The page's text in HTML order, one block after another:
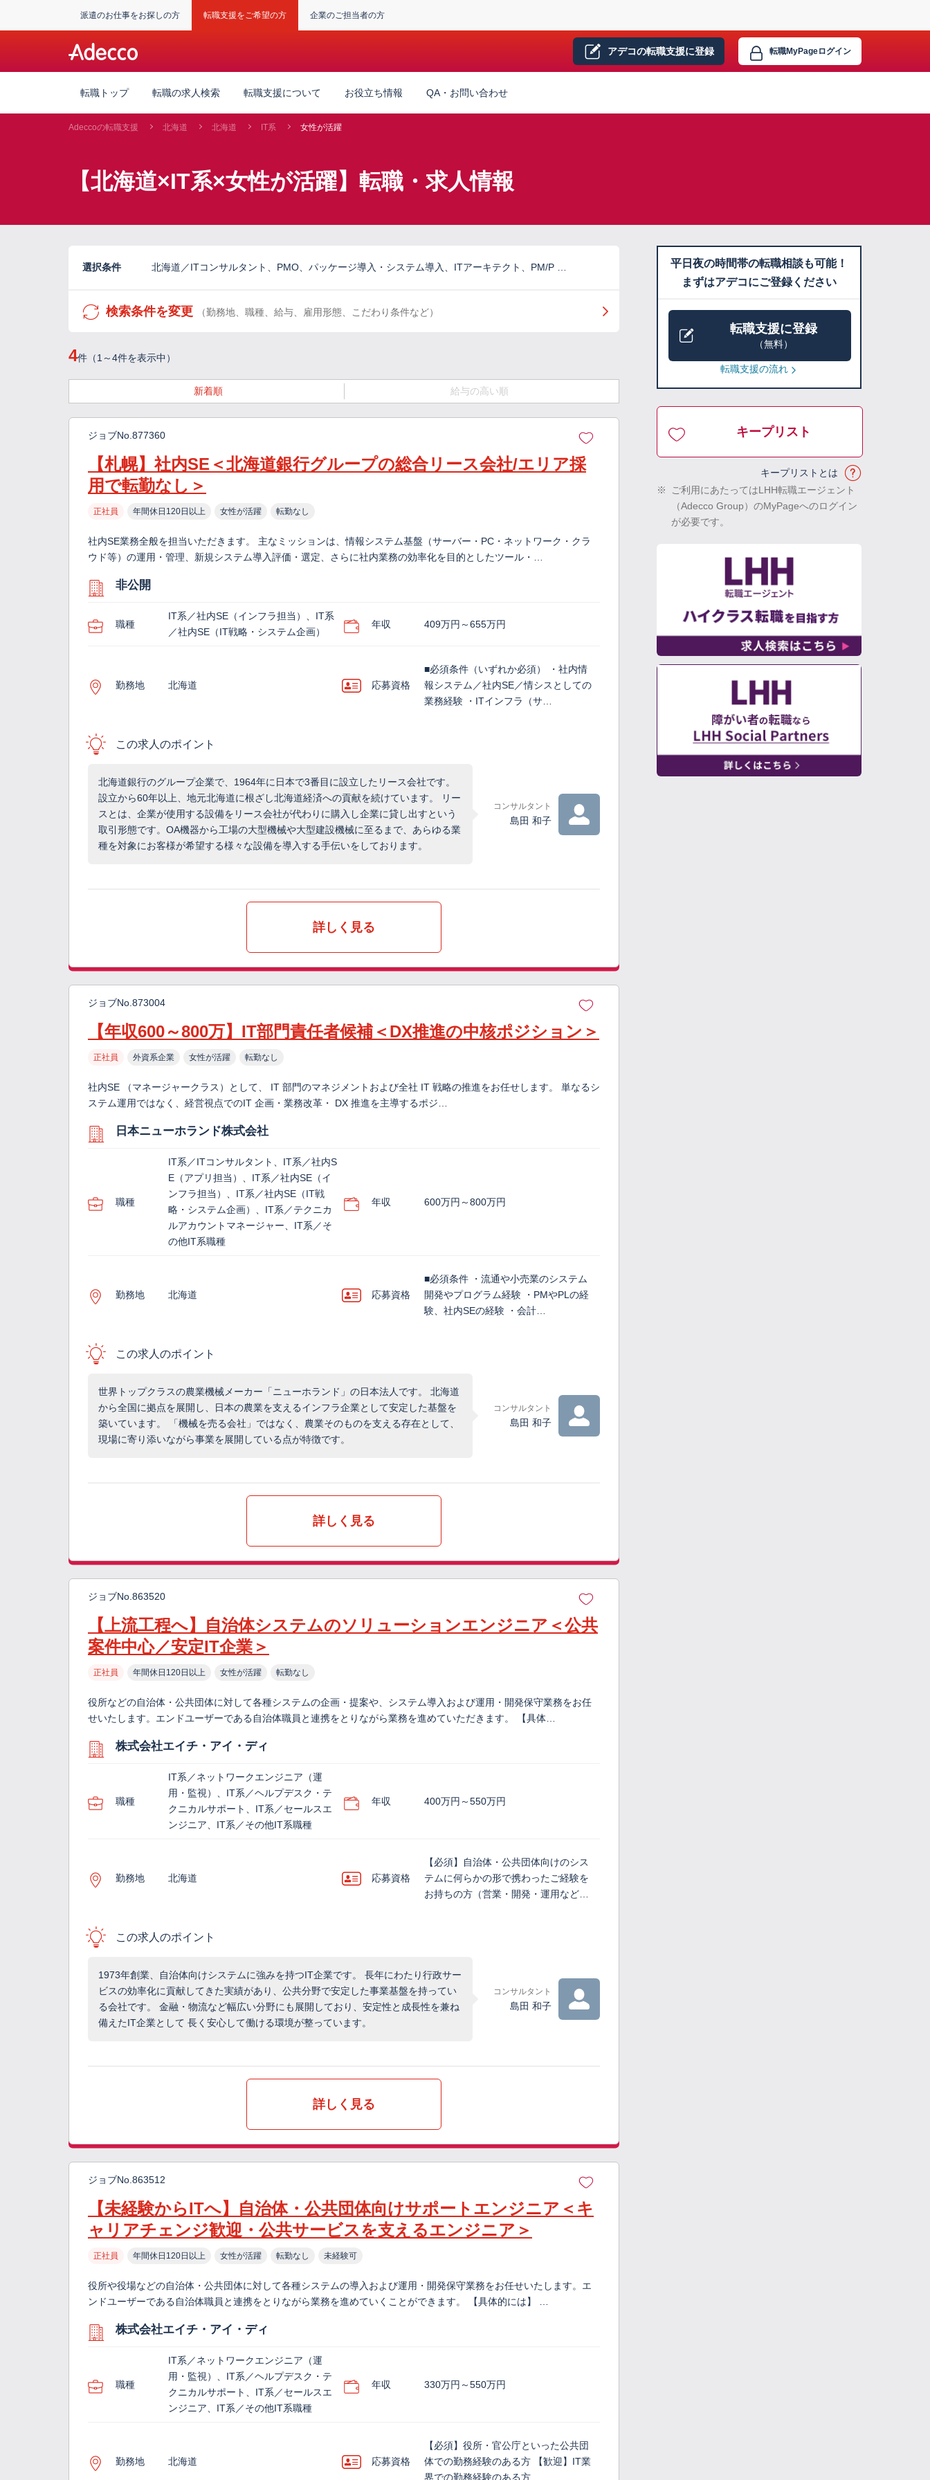
派遣のお仕事をお探しの方 転職支援をご希望の方 企業のご担当者の方
アデコの転職支援に登録 転職MyPageログイン
転職トップ 転職の求人検索 転職支援について お役立ち情報 QA・お問い合わせ
Adeccoの転職支援 北海道 北海道 IT系 女性が活躍
【北海道×IT系×女性が活躍】転職・求人情報
選択条件 北海道／ITコンサルタント、PMO、パッケージ導入・システム導入、ITアーキテクト、PM/P …
検索条件を変更 （勤務地、職種、給与、雇用形態、こだわり条件など）
4件（1～4件を表示中）
新着順 給与の高い順
ジョブNo.877360
【札幌】社内SE＜北海道銀行グループの総合リース会社/エリア採
用で転勤なし＞
正社員 年間休日120日以上 女性が活躍 転勤なし
社内SE業務全般を担当いただきます。 主なミッションは、情報システム基盤（サーバー・PC・ネットワーク・クラ
ウド等）の運用・管理、新規システム導入評価・選定、さらに社内業務の効率化を目的としたツール・…
非公開
職種
IT系／社内SE（インフラ担当）、IT系
／社内SE（IT戦略・システム企画）
年収 409万円～655万円
勤務地 北海道 応募資格
■必須条件（いずれか必須） ・社内情
報システム／社内SE／情シスとしての
業務経験 ・ITインフラ（サ…
この求人のポイント
北海道銀行のグループ企業で、1964年に日本で3番目に設立したリース会社です。
設立から60年以上、地元北海道に根ざし北海道経済への貢献を続けています。 リー
スとは、企業が使用する設備をリース会社が代わりに購入し企業に貸し出すという
取引形態です。OA機器から工場の大型機械や大型建設機械に至るまで、あらゆる業
種を対象にお客様が希望する様々な設備を導入する手伝いをしております。
コンサルタント
島田 和子
詳しく見る
ジョブNo.873004
【年収600～800万】IT部門責任者候補＜DX推進の中核ポジション＞
正社員 外資系企業 女性が活躍 転勤なし
社内SE （マネージャークラス）として、 IT 部門のマネジメントおよび全社 IT 戦略の推進をお任せします。 単なるシ
ステム運用ではなく、経営視点でのIT 企画・業務改革・ DX 推進を主導するポジ…
日本ニューホランド株式会社
職種
IT系／ITコンサルタント、IT系／社内S
E（アプリ担当）、IT系／社内SE（イ
ンフラ担当）、IT系／社内SE（IT戦
略・システム企画）、IT系／テクニカ
ルアカウントマネージャー、IT系／そ
の他IT系職種
年収 600万円～800万円
勤務地 北海道 応募資格
■必須条件 ・流通や小売業のシステム
開発やプログラム経験 ・PMやPLの経
験、社内SEの経験 ・会計…
この求人のポイント
世界トップクラスの農業機械メーカー「ニューホランド」の日本法人です。 北海道
から全国に拠点を展開し、日本の農業を支えるインフラ企業として安定した基盤を
築いています。 「機械を売る会社」ではなく、農業そのものを支える存在として、
現場に寄り添いながら事業を展開している点が特徴です。
コンサルタント
島田 和子
詳しく見る
ジョブNo.863520
【上流工程へ】自治体システムのソリューションエンジニア＜公共
案件中心／安定IT企業＞
正社員 年間休日120日以上 女性が活躍 転勤なし
役所などの自治体・公共団体に対して各種システムの企画・提案や、システム導入および運用・開発保守業務をお任
せいたします。エンドユーザーである自治体職員と連携をとりながら業務を進めていただきます。 【具体…
株式会社エイチ・アイ・ディ
職種
IT系／ネットワークエンジニア（運
用・監視）、IT系／ヘルプデスク・テ
クニカルサポート、IT系／セールスエ
ンジニア、IT系／その他IT系職種
年収 400万円～550万円
勤務地 北海道 応募資格
【必須】自治体・公共団体向けのシス
テムに何らかの形で携わったご経験を
お持ちの方（営業・開発・運用など…
この求人のポイント
1973年創業、自治体向けシステムに強みを持つIT企業です。 長年にわたり行政サー
ビスの効率化に貢献してきた実績があり、公共分野で安定した事業基盤を持ってい
る会社です。 金融・物流など幅広い分野にも展開しており、安定性と成長性を兼ね
備えたIT企業として 長く安心して働ける環境が整っています。
コンサルタント
島田 和子
詳しく見る
ジョブNo.863512
【未経験からITへ】自治体・公共団体向けサポートエンジニア＜キ
ャリアチェンジ歓迎・公共サービスを支えるエンジニア＞
正社員 年間休日120日以上 女性が活躍 転勤なし 未経験可
役所や役場などの自治体・公共団体に対して各種システムの導入および運用・開発保守業務をお任せいたします。エ
ンドユーザーである自治体職員と連携をとりながら業務を進めていくことができます。 【具体的には】 …
株式会社エイチ・アイ・ディ
職種
IT系／ネットワークエンジニア（運
用・監視）、IT系／ヘルプデスク・テ
クニカルサポート、IT系／セールスエ
ンジニア、IT系／その他IT系職種
年収 330万円～550万円
勤務地 北海道 応募資格
【必須】役所・官公庁といった公共団
体での勤務経験のある方 【歓迎】IT業
界での勤務経験のある方
平日夜の時間帯の転職相談も可能！
まずはアデコにご登録ください
転職支援に登録
（無料）
転職支援の流れ
キープリスト
キープリストとは
※
ご利用にあたってはLHH転職エージェント
（Adecco Group）のMyPageへのログイン
が必要です。